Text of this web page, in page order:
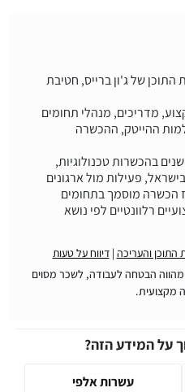
התוכן של ג'ון ברייס, חטיבת
מדריכים, מנהלי תחומים
ההייטק, ההכשרה
בהכשרות טכנולוגיות,
פעילות מול ארגונים
הכשרה מוסמך בתחומים
רלוונטיים לפי נושא
התוכן והעריכה |דיווח על טעות
מהווה הבטחה לעבודה, לשכר מסוים
מקצועית.
על המידע הזה?
עשרות אלפי